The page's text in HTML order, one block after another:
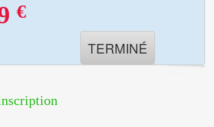
€
TERMINÉ